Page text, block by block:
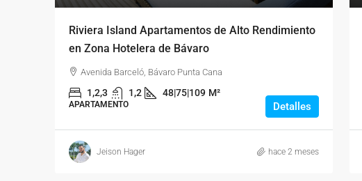
Riviera Island Apartamentos de Alto Rendimiento
en Zona Hotelera de Bávaro
Avenida Barceló, Bávaro Punta Cana
1,2,3 1,2 48|75|109 M²
APARTAMENTO Detalles
Jeison Hager hace 2 meses